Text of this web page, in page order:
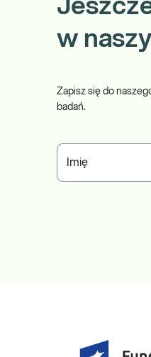
w
Zapisz się do
badań.
Imię